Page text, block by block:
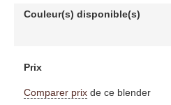
Couleur(s) disponible(s)
Prix
Comparer prixde ce blender